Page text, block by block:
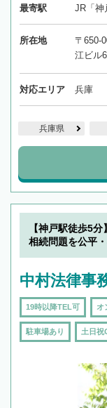
最寄駅 JR「神
所在地
〒650-
江ビル
対応エリア 兵庫
兵庫県
【神戸駅徒歩5
相続問題を公平
中村法律事
19時以降TEL可 オ
駐車場あり 土日祝